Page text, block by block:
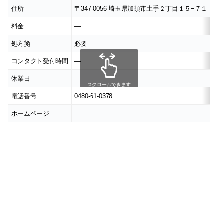
住所 〒347-0056 埼玉県加須市土手２丁目１５−７１（
料金 ―
処方箋 必要
コンタクト受付時間 ―
休業日 ―
電話番号 0480-61-0378
ホームページ ―
スクロールできます